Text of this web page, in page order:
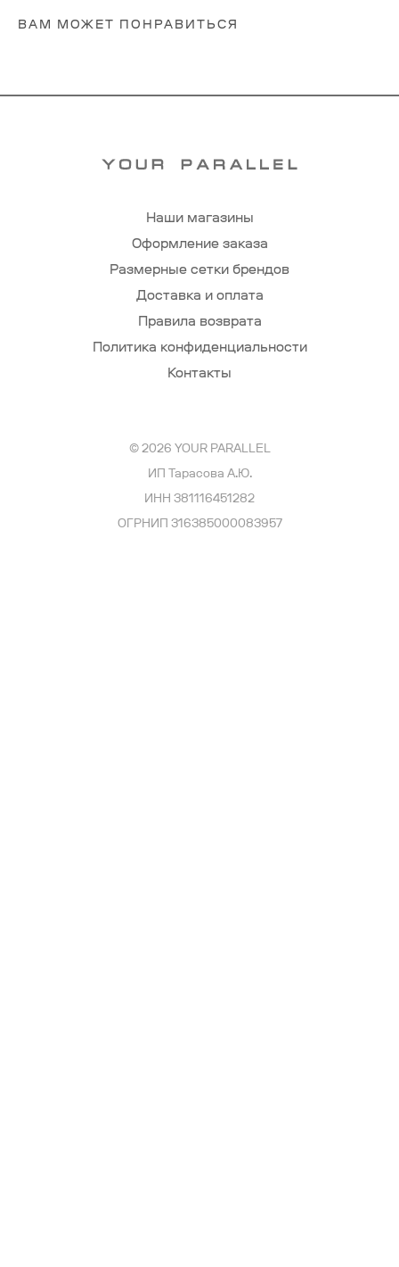
ВАМ МОЖЕТ ПОНРАВИТЬСЯ
Наши магазины
Оформление заказа
Размерные сетки брендов
Доставка и оплата
Правила возврата
Политика конфиденциальности
Контакты
© 2026 YOUR PARALLEL
ИП Тарасова А.Ю.
ИНН 381116451282
ОГРНИП 316385000083957